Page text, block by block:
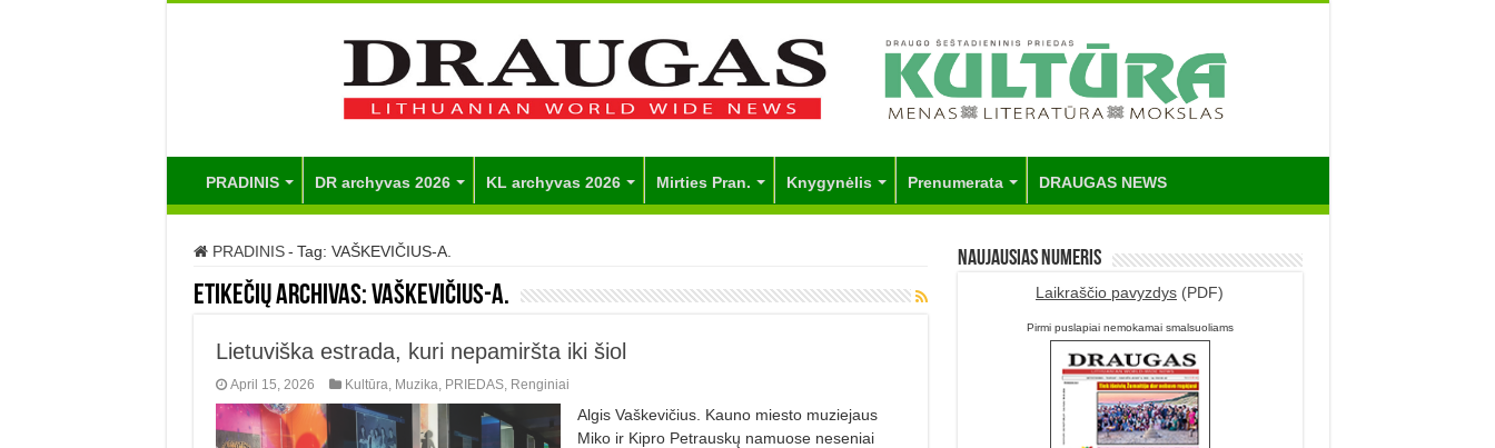
PRADINIS DR archyvas 2026 KL archyvas 2026 Mirties Pran. Knygynėlis Prenumerata DRAUGAS NEWS
PRADINIS - Tag: VAŠKEVIČIUS-A.
Etikečių archivas:VAŠKEVIČIUS-A.
Lietuviška estrada, kuri nepamiršta iki šiol
April 15, 2026 Kultūra Muzika PRIEDAS, Renginiai
Algis Vaškevičius. Kauno miesto muziejaus
Miko ir Kipro Petrauskų namuose neseniai
Naujausias numeris
Laikraščio pavyzdys (PDF)
Pirmi puslapiai nemokamai smalsuoliams